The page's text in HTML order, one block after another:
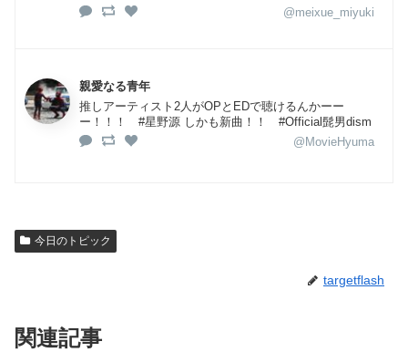
@meixue_miyuki
親愛なる青年
推しアーティスト2人がOPとEDで聴けるんかーー
ー！！！ #星野源 しかも新曲！！ #Official髭男dism
@MovieHyuma
今日のトピック
targetflash
関連記事